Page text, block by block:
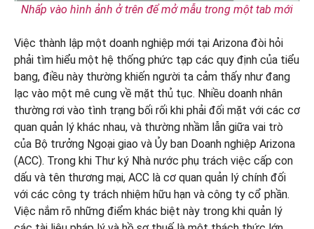
Nhấp vào hình ảnh ở trên để mở mẫu trong một tab mới
Việc thành lập một doanh nghiệp mới tại Arizona đòi hỏi
phải tìm hiểu một hệ thống phức tạp các quy định của tiểu
bang, điều này thường khiến người ta cảm thấy như đang
lạc vào một mê cung về mặt thủ tục. Nhiều doanh nhân
thường rơi vào tình trạng bối rối khi phải đối mặt với các cơ
quan quản lý khác nhau, và thường nhầm lẫn giữa vai trò
của Bộ trưởng Ngoại giao và Ủy ban Doanh nghiệp Arizona
(ACC). Trong khi Thư ký Nhà nước phụ trách việc cấp con
dấu và tên thương mại, ACC là cơ quan quản lý chính đối
với các công ty trách nhiệm hữu hạn và công ty cổ phần.
Việc nắm rõ những điểm khác biệt này trong khi quản lý